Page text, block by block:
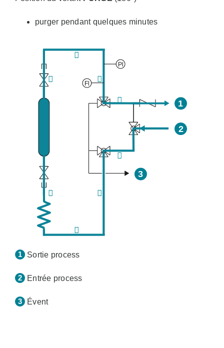
purger pendant quelques minutes
Sortie process
Entrée process
Évent